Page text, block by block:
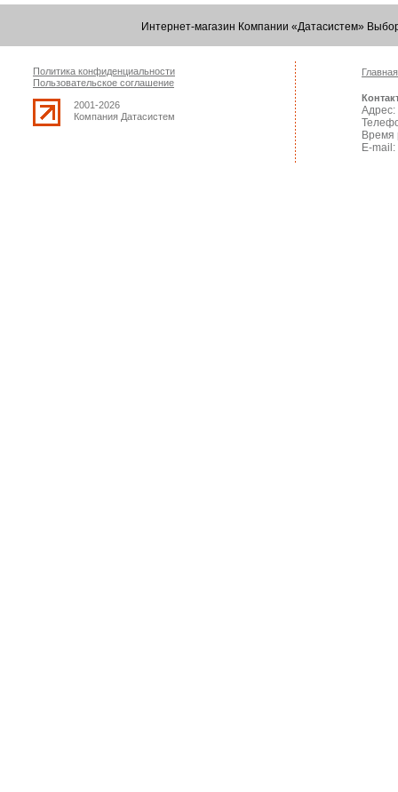
Интернет-магазин Компании «Датасистем»
Политика конфиденциальности
Пользовательское соглашение
2001-2026
Компания Датасистем
Главная
Адрес:
Время
E-